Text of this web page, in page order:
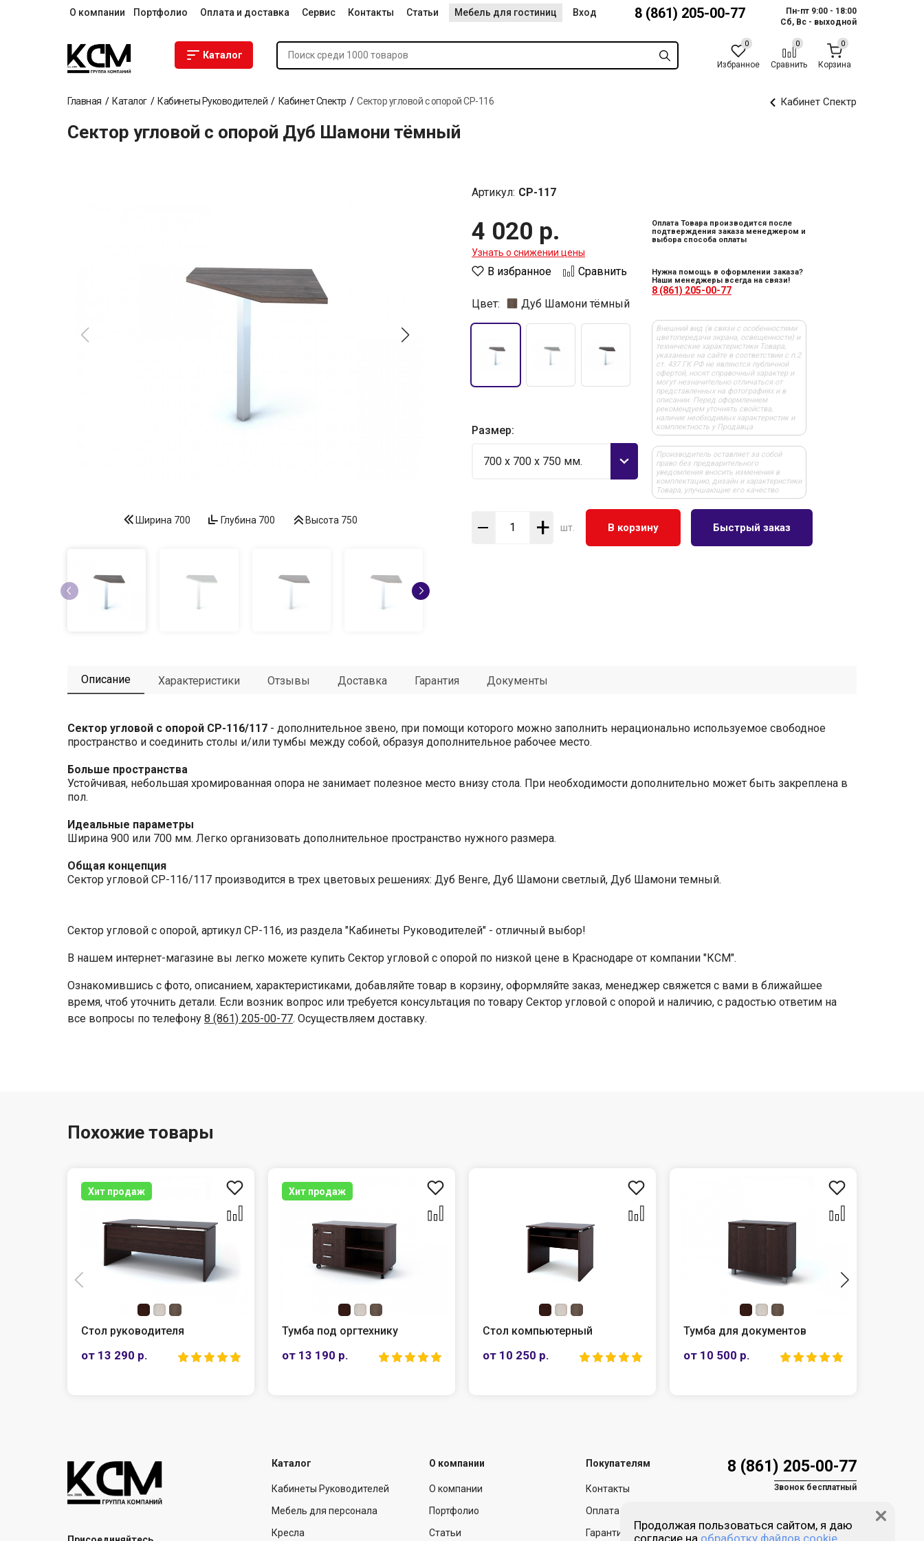
О компании Портфолио Оплата и доставка Сервис Контакты Статьи Мебель для гостиниц Вход 8 (861) 205-00-77
Пн-пт 9:00 - 18:00
Сб, Вс - выходной
Каталог
Избранное Сравнить Корзина
Главная Каталог Кабинеты Руководителей Кабинет Спектр Сектор угловой с опорой СР-116 Кабинет Спектр
Сектор угловой с опорой Дуб Шамони тёмный
Ширина 700 Глубина 700 Высота 750
Артикул: СР-117
4 020 р.
Узнать о снижении цены
В избранное Сравнить
Цвет: Дуб Шамони тёмный
Размер:
700 x 700 x 750 мм.
Оплата Товара производится после
подтверждения заказа менеджером и
выбора способа оплаты
Нужна помощь в оформлении заказа?
Наши менеджеры всегда на связи!
8 (861) 205-00-77
Внешний вид (в связи с особенностями
цветопередачи экрана, освещенности) и
технические характеристики Товара,
указанные на сайте в соответствии с п.2
ст. 437 ГК РФ не являются публичной
офертой, носят справочный характер и
могут незначительно отличаться от
представленных на фотографиях и в
описании. Перед оформлением
рекомендуем уточнять свойства,
наличие необходимых характеристик и
комплектность у Продавца
Производитель оставляет за собой
право без предварительного
уведомления вносить изменения в
комплектацию, дизайн и характеристики
Товара, улучшающие его качество
+ шт. В корзину Быстрый заказ
Описание Характеристики Отзывы Доставка Гарантия Документы
Сектор угловой с опорой СР-116/117 - дополнительное звено, при помощи которого можно заполнить нерационально используемое свободное
пространство и соединить столы и/или тумбы между собой, образуя дополнительное рабочее место.
Больше пространства
Устойчивая, небольшая хромированная опора не занимает полезное место внизу стола. При необходимости дополнительно может быть закреплена в
пол.
Идеальные параметры
Ширина 900 или 700 мм. Легко организовать дополнительное пространство нужного размера.
Общая концепция
Сектор угловой СР-116/117 производится в трех цветовых решениях: Дуб Венге, Дуб Шамони светлый, Дуб Шамони темный.
Сектор угловой с опорой, артикул СР-116, из раздела "Кабинеты Руководителей" - отличный выбор!
В нашем интернет-магазине вы легко можете купить Сектор угловой с опорой по низкой цене в Краснодаре от компании "КСМ".
Ознакомившись с фото, описанием, характеристиками, добавляйте товар в корзину, оформляйте заказ, менеджер свяжется с вами в ближайшее
время, чтоб уточнить детали. Если возник вопрос или требуется консультация по товару Сектор угловой с опорой и наличию, с радостью ответим на
все вопросы по телефону 8 (861) 205-00-77. Осуществляем доставку.
Похожие товары
Хит продаж
Тумба под оргтехнику
от 13 190 р.
Стол компьютерный
от 10 250 р.
Тумба для документов
от 10 500 р.
Стол офисный факсовый
от 7 350 р.
Каталог
Кабинеты Руководителей
Мебель для персонала
Кресла
О компании
О компании
Портфолио
Статьи
Покупателям
Контакты
Оплата и доставка
Гарантия и возврат
8 (861) 205-00-77
Звонок бесплатный
Пн-пт 9:00 - 18:00
Продолжая пользоваться сайтом, я даю
согласие на обработку файлов cookie.